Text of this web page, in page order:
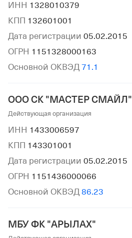
ИНН 1328010379
КПП 132601001
Дата регистрации 05.02.2015
ОГРН 1151328000163
Основной ОКВЭД 71.1
ООО СК "МАСТЕР СМАЙЛ"
Действующая организация
ИНН 1433006597
КПП 143301001
Дата регистрации 05.02.2015
ОГРН 1151436000066
Основной ОКВЭД 86.23
МБУ ФК "АРЫЛАХ"